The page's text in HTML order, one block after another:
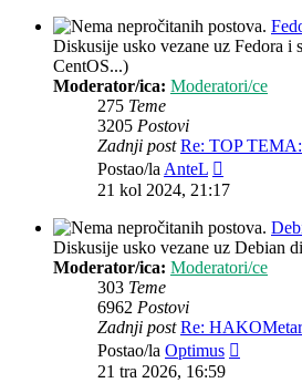
Diskusije usko vezane uz Fedora
CentOS...)
Moderator/ica: Moderatori/ce
275 Teme
3205 Postovi
Zadnji post Re: TOP
Postao/laAnteL
post
21 kol 2024, 21:17
Diskusije usko vezane uz Debian
Moderator/ica: Moderatori/ce
303 Teme
6962 Postovi
Zadnji post Re:
Postao/la Optimus
21 tra 2026, 16:59